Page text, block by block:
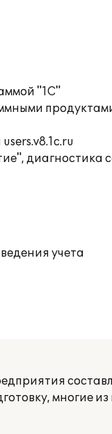
"1С"
учета
многие из